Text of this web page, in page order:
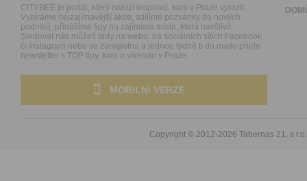
CITYBEE je portál, který nabízí inspiraci, kam v Praze vyrazit.
Vybíráme nejzajímavější akce, sdílíme pozvánky do nových
podniků, přinášíme tipy na zajímavá místa, která navštívit.
Sledovat nás můžeš tady na webu, na sociálních sítích Facebook
či Instagram nebo se zaregistruj a jednou týdně ti do mailu přijde
newsletter s TOP tipy, kam o víkendu v Praze.
MOBILNÍ VERZE
Copyright © 2012-2026 Tabernas 21, s.r.o.